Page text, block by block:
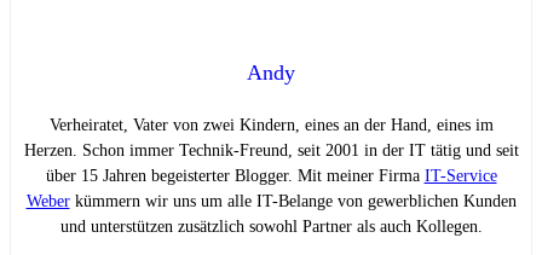
Andy
Verheiratet, Vater von zwei Kindern, eines an der Hand, eines im
Herzen. Schon immer Technik-Freund, seit 2001 in der IT tätig und seit
über 15 Jahren begeisterter Blogger. Mit meiner Firma IT-Service
Weberkümmern wir uns um alle IT-Belange von gewerblichen Kunden
und unterstützen zusätzlich sowohl Partner als auch Kollegen.